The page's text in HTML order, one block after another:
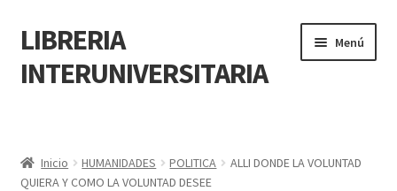
LIBRERIA
INTERUNIVERSITARIA
Menú
Carrito
Inicio HUMANIDADES POLITICA
ALLI DONDE LA VOLUNTAD
QUIERA Y COMO LA VOLUNTAD DESEE